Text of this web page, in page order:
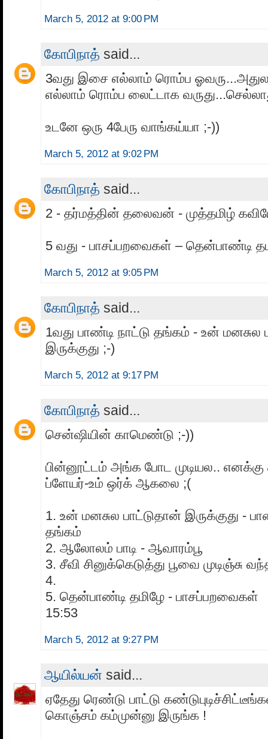
March 5, 2012 at 9:00 PM
கோபிநாத் said...
3வது இசை எல்லாம் ரொம்ப ஓவரு...அதுல
எல்லாம் ரொம்ப லைட்டாக
உடனே ஒரு 4பேரு வாங்கய்யா ;-))
March 5, 2012 at 9:02 PM
கோபிநாத் said...
2 - தர்மத்தின் தலைவன் - முத்தமிழ்
5 வது - பாசப்பறவைகள் – தென்பாண்டி
March 5, 2012 at 9:05 PM
கோபிநாத் said...
1வது பாண்டி நாட்டு தங்கம் - உன் மனசுல
இருக்குது ;-)
March 5, 2012 at 9:17 PM
கோபிநாத் said...
சென்ஷியின் காமெண்டு ;-))
பின்னூட்டம் அங்க போட முடியல.. எனக்கு
ப்ளேயர்-உம் ஒர்க் ஆகலை ;(
1. உன் மனசுல பாட்டுதான் இருக்குது -
தங்கம்
2. ஆலோலம் பாடி - ஆவாரம்பூ
3. சீவி சினுக்கெடுத்து பூவை முடிஞ்சு
4.
5. தென்பாண்டி தமிழே - பாசப்பறவைகள்
15:53
March 5, 2012 at 9:27 PM
ஆயில்யன் said...
ஏதேது ரெண்டு பாட்டு
கொஞ்சம் கம்முன்னு இருங்க !